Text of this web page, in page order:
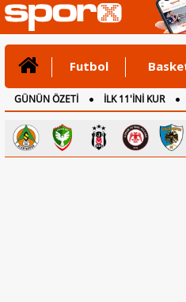
Futbol
GÜNÜN ÖZETİ İLK 11'İNİ KUR
CANLI ANLATIM
İNGİLTERE